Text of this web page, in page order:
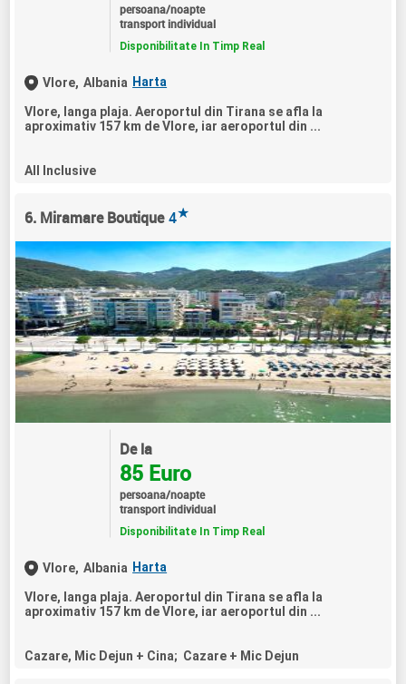
persoana/noapte
transport individual
Disponibilitate In Timp Real
Vlore, Albania Harta
Vlore, langa plaja. Aeroportul din Tirana se afla la
aproximativ 157 km de Vlore, iar aeroportul din ...
All Inclusive
6. Miramare Boutique 4★
De la
85 Euro
persoana/noapte
transport individual
Disponibilitate In Timp Real
Vlore, Albania Harta
Vlore, langa plaja. Aeroportul din Tirana se afla la
aproximativ 157 km de Vlore, iar aeroportul din ...
Cazare, Mic Dejun + Cina; Cazare + Mic Dejun